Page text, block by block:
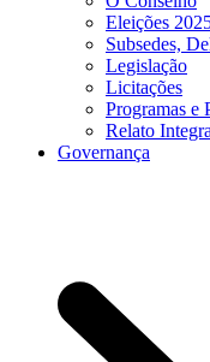
Eleições
Subsedes,
Legislação
Licitações
Programas e
Relato
Governança